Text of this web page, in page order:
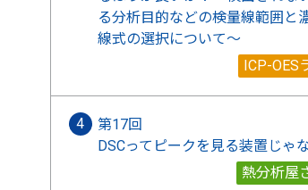
る分析目的などの検量線範囲と
線式の選択について～
ICP-OES
第17回
DSCってピークを見る装置じゃ
熱分析屋